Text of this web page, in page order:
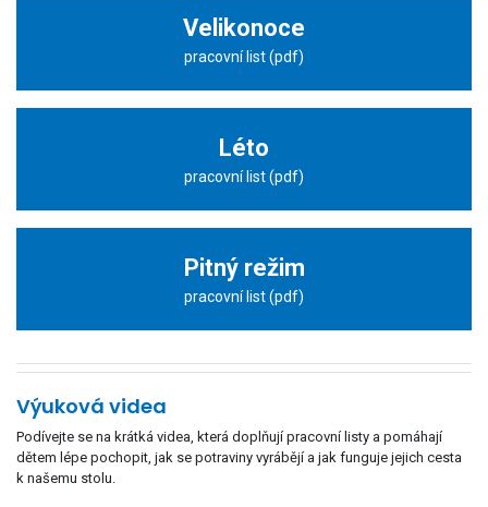
Velikonoce
pracovní list (pdf)
Léto
pracovní list (pdf)
Pitný režim
pracovní list (pdf)
Výuková videa
Podívejte se na krátká videa, která doplňují pracovní listy a pomáhají
dětem lépe pochopit, jak se potraviny vyrábějí a jak funguje jejich cesta
k našemu stolu.